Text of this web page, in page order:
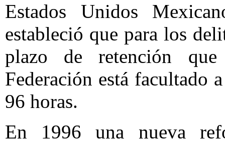
Estados Unidos
estableció que para los
plazo de retención
Federación está facultado
96 horas.
En 1996 una nueva